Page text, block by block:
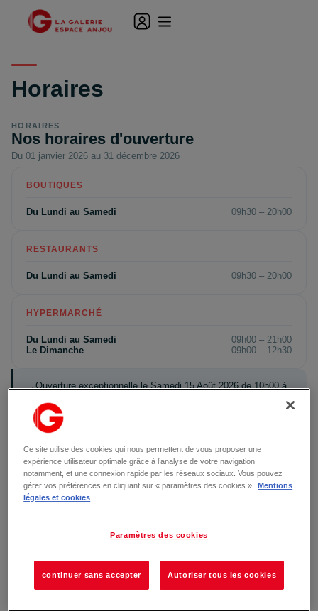
Horaires
HORAIRES
Nos horaires d'ouverture
Du 01 janvier 2026 au 31 décembre 2026
BOUTIQUES
Du Lundi au Samedi 09h30 – 20h00
RESTAURANTS
Du Lundi au Samedi 09h30 – 20h00
HYPERMARCHÉ
Du Lundi au Samedi
09h00 – 21h00
Le Dimanche
09h00 – 12h30
Ouverture exceptionnelle le Samedi 15 Août 2026 de 10h00 à
20h00 (OE)
Certains restaurants peuvent avoir des horaires spécifiques.
Vous pouvez vous reporter aux fiches de chaque restaurant.
Voir tous les restaurants →
Ce site utilise des cookies qui nous permettent de vous proposer une
expérience utilisateur optimale grâce à l’analyse de votre navigation
notamment, et une connexion rapide par les réseaux sociaux. Vous pouvez
gérer vos préférences en cliquant sur « paramètres des cookies ».
Mentions
légales et cookies
Paramètres des cookies
continuer sans accepter Autoriser tous les cookies